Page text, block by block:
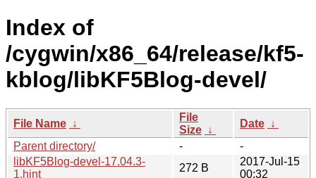
Index of
/cygwin/x86_64/release/kf5-
kblog/libKF5Blog-devel/
File Name ↓
File
Size ↓
Date ↓
Parent directory/
-
-
libKF5Blog-devel-17.04.3-
1.hint
272 B
2017-Jul-15
00:32